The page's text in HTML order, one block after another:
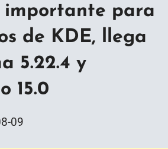
importante para
de KDE, llega
5.22.4 y
15.0